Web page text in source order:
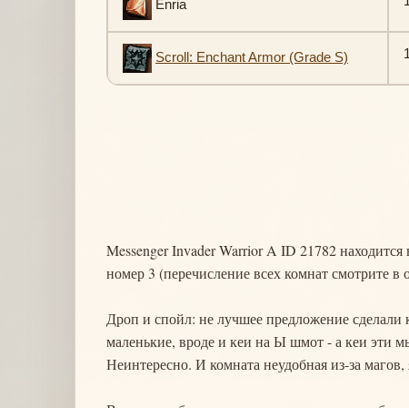
Enria
Scroll: Enchant Armor (Grade S)
Messenger Invader Warrior A ID 21782 находится
номер 3 (перечисление всех комнат смотрите
Дроп и спойл: не лучшее предложение
маленькие, вроде и кеи на Ы шмот - а кеи эти
Неинтересно. И комната неудобная из-за